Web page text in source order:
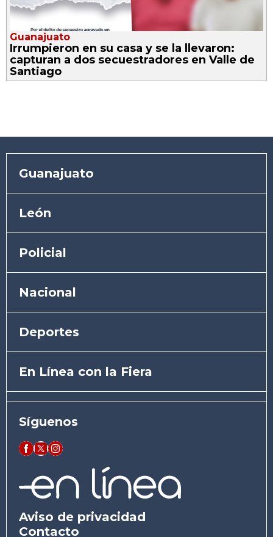
Guanajuato
Irrumpieron en su casa y se la llevaron:
capturan a dos secuestradores en Valle de
Santiago
Guanajuato
León
Policial
Nacional
Deportes
En Línea con la Fiera
Síguenos
Aviso de privacidad
Contacto